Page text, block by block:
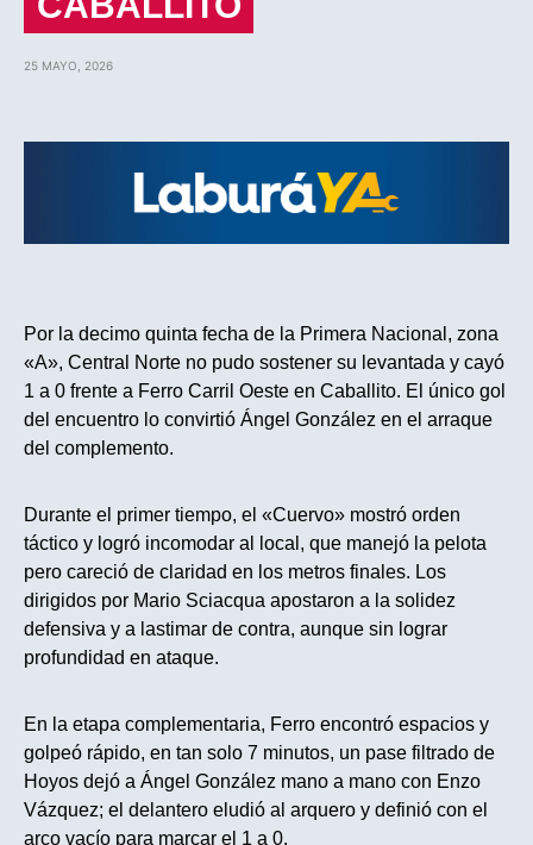
25 MAYO, 2026
Por la decimo quinta fecha de la Primera Nacional, zona
«A», Central Norte no pudo sostener su levantada y cayó
1 a 0 frente a Ferro Carril Oeste en Caballito. El único gol
del encuentro lo convirtió Ángel González en el arraque
del complemento.
Durante el primer tiempo, el «Cuervo» mostró orden
táctico y logró incomodar al local, que manejó la pelota
pero careció de claridad en los metros finales. Los
dirigidos por Mario Sciacqua apostaron a la solidez
defensiva y a lastimar de contra, aunque sin lograr
profundidad en ataque.
En la etapa complementaria, Ferro encontró espacios y
golpeó rápido, en tan solo 7 minutos, un pase filtrado de
Hoyos dejó a Ángel González mano a mano con Enzo
Vázquez; el delantero eludió al arquero y definió con el
arco vacío para marcar el 1 a 0.